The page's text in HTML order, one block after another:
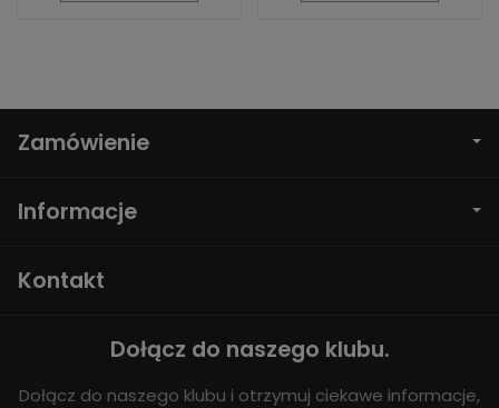
Zamówienie
Informacje
Kontakt
Dołącz do naszego klubu.
Dołącz do naszego klubu i otrzymuj ciekawe informacje,